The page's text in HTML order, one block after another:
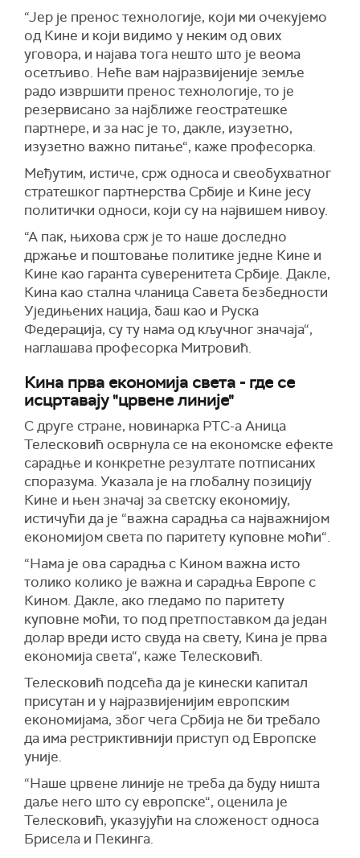
“Јер је пренос технологије, који ми очекујемо
од Кине и који видимо у неким од ових
уговора, и најава тога нешто што је веома
осетљиво. Неће вам најразвијеније земље
радо извршити пренос технологије, то је
резервисано за најближе геостратешке
партнере, и за нас је то, дакле, изузетно,
изузетно важно питање“, каже професорка.
Међутим, истиче, срж односа и свеобухватног
стратешког партнерства Србије и Кине јесу
политички односи, који су на највишем нивоу.
“А пак, њихова срж је то наше доследно
држање и поштовање политике једне Кине и
Кине као гаранта суверенитета Србије. Дакле,
Кина као стална чланица Савета безбедности
Уједињених нација, баш као и Руска
Федерација, су ту нама од кључног значаја“,
наглашава професорка Митровић.
Кина прва економија света - где се
исцртавају "црвене линије"
С друге стране, новинарка РТС-а Аница
Телесковић осврнула се на економске ефекте
сарадње и конкретне резултате потписаних
споразума. Указала је на глобалну позицију
Кине и њен значај за светску економију,
истичући да је “важна сарадња са најважнијом
економијом света по паритету куповне моћи“.
“Нама је ова сарадња с Кином важна исто
толико колико је важна и сарадња Европе с
Кином. Дакле, ако гледамо по паритету
куповне моћи, то под претпоставком да један
долар вреди исто свуда на свету, Кина је прва
економија света“, каже Телесковић.
Телесковић подсећа да је кинески капитал
присутан и у најразвијенијим европским
економијама, због чега Србија не би требало
да има рестриктивнији приступ од Европске
уније.
“Наше црвене линије не треба да буду ништа
даље него што су европске“, оценила је
Телесковић, указујући на сложеност односа
Брисела и Пекинга.